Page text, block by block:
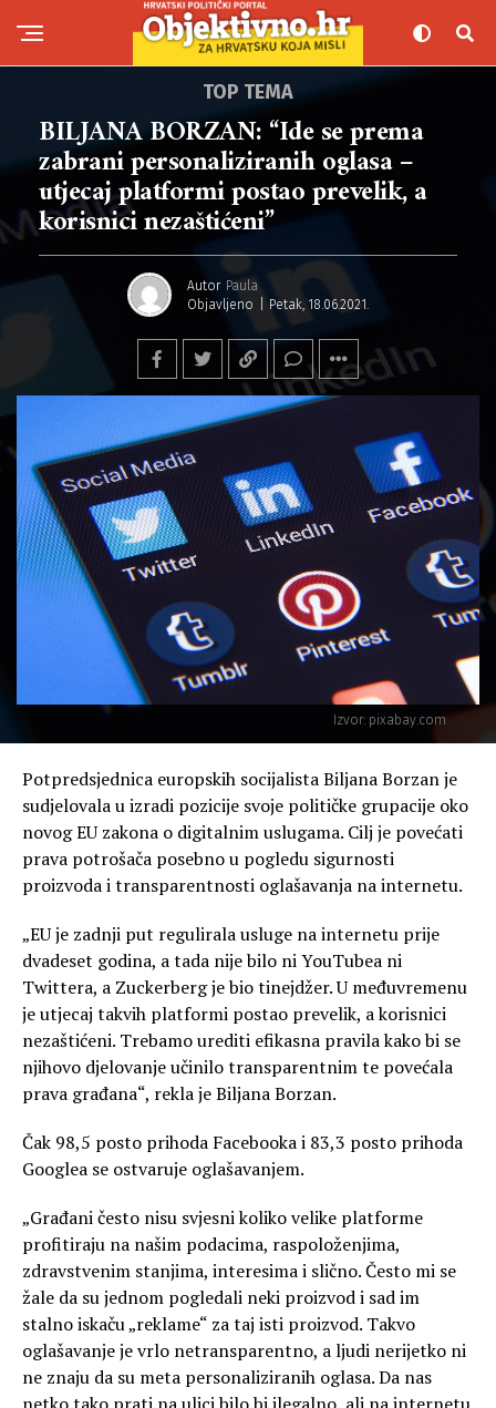
Izvor: pixabay.com
TOP TEMA
BILJANA BORZAN: “Ide se prema
zabrani personaliziranih oglasa –
utjecaj platformi postao prevelik, a
korisnici nezaštićeni”
Autor Paula
Objavljeno
Petak, 18.06.2021.
Potpredsjednica europskih socijalista Biljana Borzan je
sudjelovala u izradi pozicije svoje političke grupacije oko
novog EU zakona o digitalnim uslugama. Cilj je povećati
prava potrošača posebno u pogledu sigurnosti
proizvoda i transparentnosti oglašavanja na internetu.
„EU je zadnji put regulirala usluge na internetu prije
dvadeset godina, a tada nije bilo ni YouTubea ni
Twittera, a Zuckerberg je bio tinejdžer. U međuvremenu
je utjecaj takvih platformi postao prevelik, a korisnici
nezaštićeni. Trebamo urediti efikasna pravila kako bi se
njihovo djelovanje učinilo transparentnim te povećala
prava građana“, rekla je Biljana Borzan.
Čak 98,5 posto prihoda Facebooka i 83,3 posto prihoda
Googlea se ostvaruje oglašavanjem.
„Građani često nisu svjesni koliko velike platforme
profitiraju na našim podacima, raspoloženjima,
zdravstvenim stanjima, interesima i slično. Često mi se
žale da su jednom pogledali neki proizvod i sad im
stalno iskaču „reklame“ za taj isti proizvod. Takvo
oglašavanje je vrlo netransparentno, a ljudi nerijetko ni
ne znaju da su meta personaliziranih oglasa. Da nas